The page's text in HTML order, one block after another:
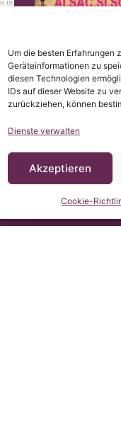
Um die besten Erfahrungen
Geräteinformationen zu
diesen Technologien
IDs auf dieser Website zu
zurückziehen, können
Dienste verwalten
Akzeptieren
Cookie-
2016/679 (DSGVO).
& Siringomielia &
zu ermöglichen.